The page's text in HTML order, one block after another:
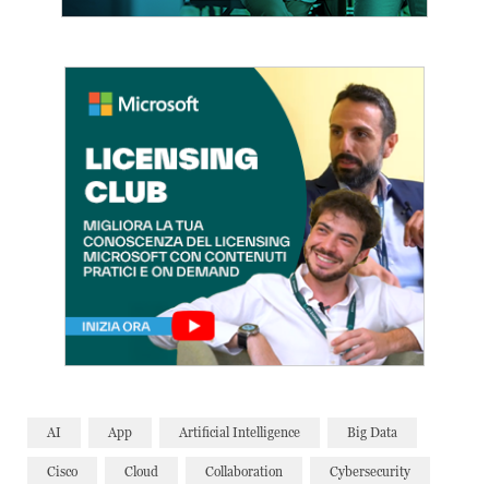
AI App Artificial Intelligence Big Data
Cisco Cloud Collaboration Cybersecurity